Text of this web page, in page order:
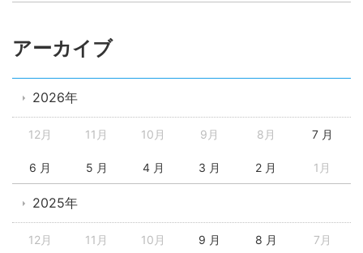
アーカイブ
2026年
12月 11月 10月 9月 8月 7 月
6 月 5 月 4 月 3 月 2 月 1月
2025年
12月 11月 10月 9 月 8 月 7月